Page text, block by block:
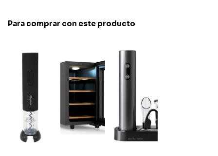
Para comprar con este producto